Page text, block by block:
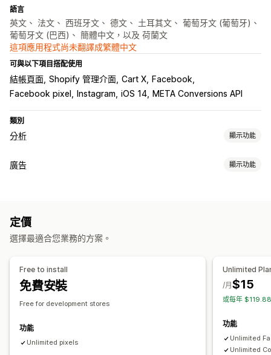
語言
英文、 法文、 西班牙文、 德文、 土耳其文、 葡萄牙文 (葡萄牙)、
葡萄牙文 (巴西)、 簡體中文，以及 荷蘭文
這項應用程式尚未翻譯成繁體中文
可與以下項目搭配使用
結帳頁面 Shopify 管理介面 Cart X
Facebook
Facebook pixel
Instagram iOS 14 META Conversions API
類別
分析 顯示功能
顧客行為
行銷和銷售
AI 深入分析 行銷歸因 結帳分析
放棄的購物車
像素追蹤
視覺化內容和報告
熱點圖
分析控制面板 自訂控制面板
基準化分析
廣告 顯示功能
成效分析
成效追蹤 互動指標
單次獲客成本
曝光次數 UTM 歸因 流量來源
定價
選擇最適合您業務的方案。
Free to install
免費安裝
Free for development stores
功能
Unlimited pixels
Unlimited
$15
/月
或每年
功能
Unlimited
Unlimited